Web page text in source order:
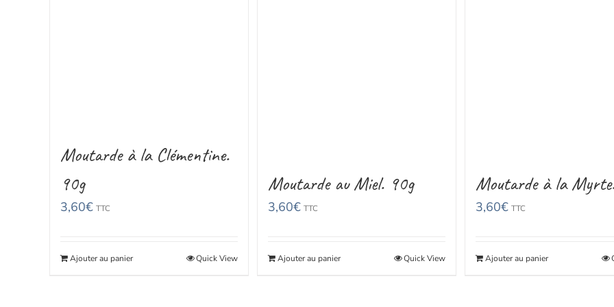
Moutarde à la Clémentine.
90g
3,60€ TTC
Ajouter au panier Quick View
Moutarde au Miel. 90g
3,60€ TTC
Ajouter au panier Quick View
Moutarde à la
3,60€ TTC
Ajouter au panier